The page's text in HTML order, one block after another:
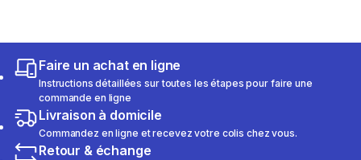
Faire un achat en ligne
Instructions détaillées sur toutes les étapes pour faire une
commande en ligne
Livraison à domicile
Commandez en ligne et recevez votre colis chez vous.
Retour & échange